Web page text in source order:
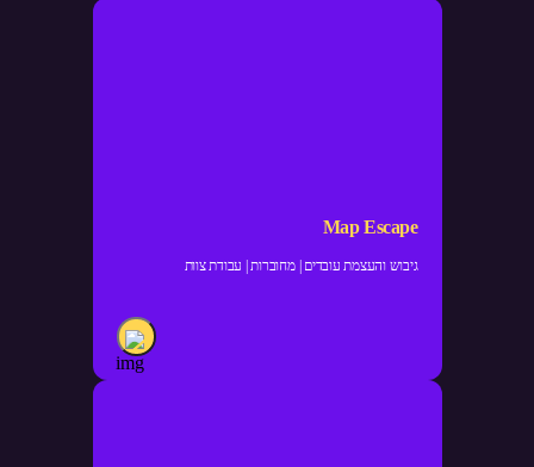
Map Escape
גיבוש והעצמת עובדים | מחוברות | עבודת צוות